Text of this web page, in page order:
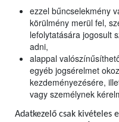
ezzel bűncselekmény
körülmény merül fel,
lefolytatására jogosult
adni,
alappal
egyéb jogsérelmet
kezdeményezésére,
vagy személynek
Adatkezelő csak kivételes